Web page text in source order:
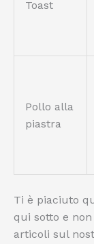
Toast
Pollo alla
piastra
Ti è piaciuto
qui sotto e
articoli sul